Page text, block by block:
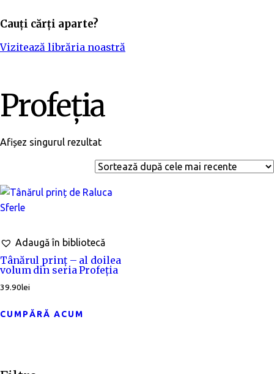
Cauți cărți aparte?
Vizitează librăria noastră
Profeția
Afișez singurul rezultat
Adaugă în bibliotecă
Tânărul prinț – al doilea
volum din seria Profeția
39.90lei
CUMPĂRĂ ACUM